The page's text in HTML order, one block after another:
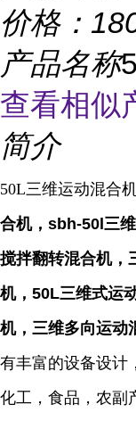
价格：
产品名称
查看相似
简介
50L三维运动混合
合机，sbh-50l三
搅拌翻转混合机，
机，50L三维式运
机，三维多向运动
有丰富的设备设计
化工，食品，农副